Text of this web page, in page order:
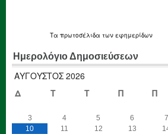
Τα πρωτοσέλιδα των εφημερίδων
Ημερολόγιο Δημοσιεύσεων
ΑΎΓΟΥΣΤΟΣ 2026
Δ
Τ Τ Π Π
3
4 5 6 7
10
11 12 13